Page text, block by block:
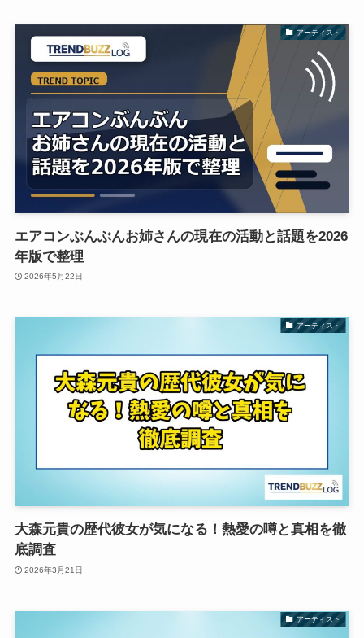
アーティスト
エアコンぶんぶんお姉さんの現在の活動と話題を2026
年版で整理
2026年5月22日
アーティスト
大森元貴の歴代彼女が気になる！熱愛の噂と真相を徹
底調査
2026年3月21日
アーティスト